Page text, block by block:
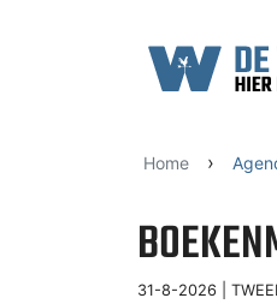
Home ›
31-8-2026 |